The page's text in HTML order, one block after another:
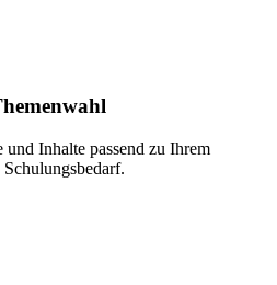
Inhalte passend zu Ihrem